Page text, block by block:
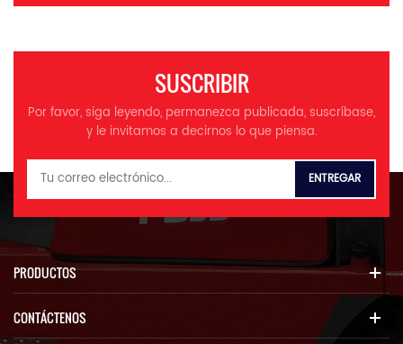
SUSCRIBIR
Por favor, siga leyendo, permanezca publicada, suscríbase,
y le invitamos a decirnos lo que piensa.
PRODUCTOS
CONTÁCTENOS